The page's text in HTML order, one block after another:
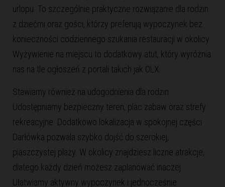
urlopu. To szczególnie praktyczne rozwiązanie dla rodzin
z dziećmi oraz gości, którzy preferują wypoczynek bez
konieczności codziennego szukania restauracji w okolicy.
Wyżywienie na miejscu to dodatkowy atut, który wyróżnia
nas na tle ogłoszeń z portali takich jak OLX.
Stawiamy również na udogodnienia dla rodzin.
Udostępniamy bezpieczny teren, plac zabaw oraz strefy
rekreacyjne. Dodatkowo lokalizacja w spokojnej części
Darłówka pozwala szybko dojść do szerokiej,
piaszczystej plaży. W okolicy znajdziesz liczne atrakcje,
dlatego każdy dzień możesz zaplanować inaczej.
Ułatwiamy aktywny wypoczynek i jednocześnie